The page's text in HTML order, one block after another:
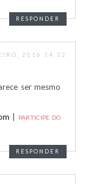
RESPONDER
2016 14:32
ser mesmo
|
PARTICIPE DO
RESPONDER